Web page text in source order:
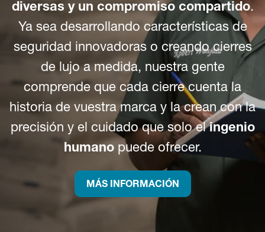
diversas y un compromiso compartido.
Ya sea desarrollando características de
seguridad innovadoras o creando cierres
de lujo a medida, nuestra gente
comprende que cada cierre cuenta la
historia de vuestra marca y la crean con la
precisión y el cuidado que solo elingenio
humanopuede ofrecer.
MÁS INFORMACIÓN